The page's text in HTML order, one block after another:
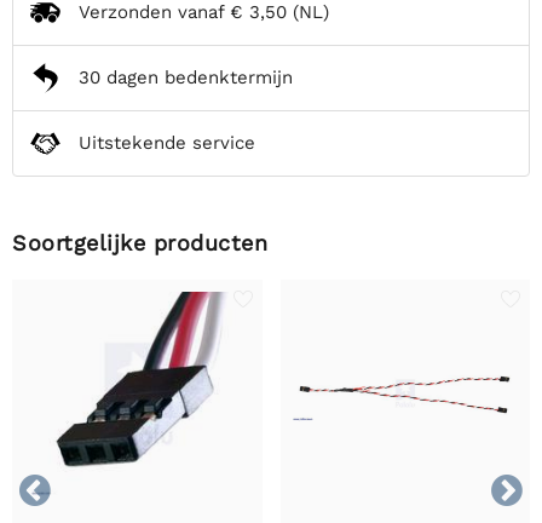
Verzonden vanaf € 3,50 (NL)
30 dagen bedenktermijn
Uitstekende service
Soortgelijke producten

